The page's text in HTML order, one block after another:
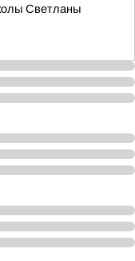
Светланы